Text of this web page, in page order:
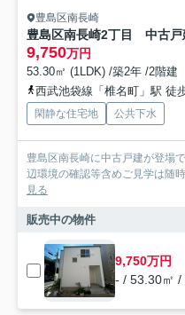
豊島区南長崎
豊島区南長崎2丁目 中古戸
9,750万円
53.30㎡ (1LDK) /築2年 /2階建
西武池袋線「椎名町」駅 徒
閑静な住宅地 公共下水
豊島区南長崎に中古戸建が登場
辺環境の確認等含めご見学は随
見る
販売中の物件
9,750万円
- / 53.30㎡ /